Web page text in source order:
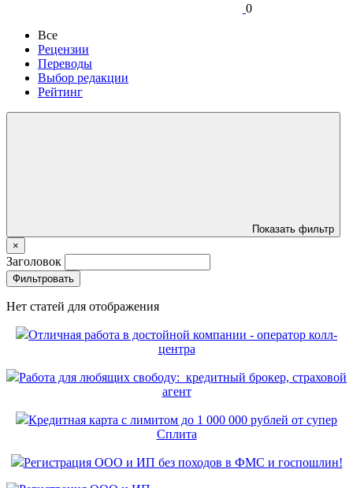
0
Все
Рецензии
Переводы
Выбор редакции
Рейтинг
Показать фильтр
×
Заголовок
Фильтровать
Нет статей для отображения
Отличная работа в достойной компании - оператор колл-
центра
Работа для любящих свободу: кредитный брокер, страховой
агент
Кредитная карта с лимитом до 1 000 000 рублей от супер
Сплита
Регистрация ООО и ИП без походов в ФМС и госпошлин!